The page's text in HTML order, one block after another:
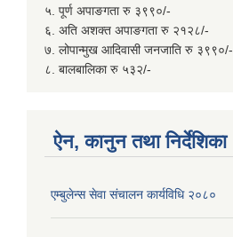
५. पूर्ण अपाङगता रु ३९९०/-
६. अति अशक्त अपाङगता रु २१२८/-
७. लोपान्मुख आदिवासी जनजाति रु ३९९०/-
८. बालबालिका रु ५३२/-
ऐन, कानुन तथा निर्देशिका
एम्बुलेन्स सेवा संचालन कार्यविधि २०८०